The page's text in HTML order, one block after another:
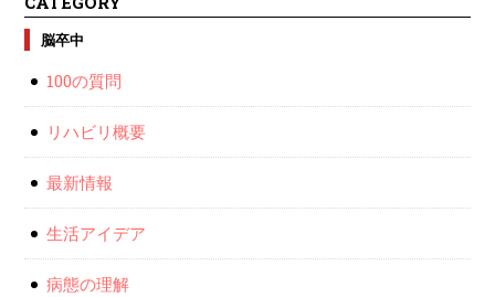
脳卒中
100の質問
リハビリ概要
最新情報
生活アイデア
病態の理解